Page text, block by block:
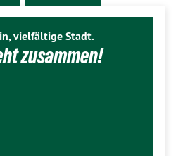
vielfältige Stadt.
zusammen!